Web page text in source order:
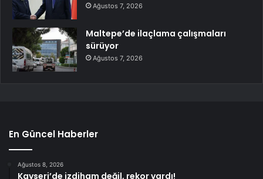
Ağustos 7, 2026
Maltepe’de ilaçlama çalışmaları
sürüyor
Ağustos 7, 2026
En Güncel Haberler
Ağustos 8, 2026
Kayseri’de izdiham değil, rekor vardı!